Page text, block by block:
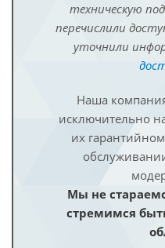
техническую
перечислили
уточнили
Наша
исключительно
их
Мы не
стремимся